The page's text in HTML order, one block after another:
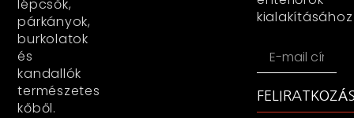
lépcsők,
párkányok,
burkolatok
és
kandallók
természetes
kőből.
kialakításához